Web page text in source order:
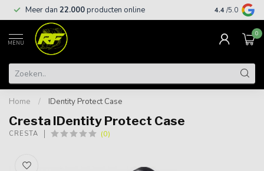
Meer dan 22.000producten online Gratis
4.4 /5.0
MENU
0
Home / IDentity Protect Case
Cresta IDentity Protect Case
CRESTA (0)